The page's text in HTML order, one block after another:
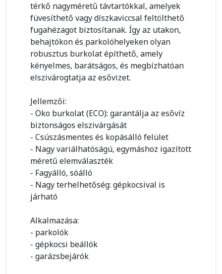
térkő nagyméretű távtartókkal, amelyek
füvesíthető vagy díszkaviccsal feltölthető
fugahézagot biztosítanak. Így az utakon,
behajtókon és parkolóhelyeken olyan
robusztus burkolat építhető, amely
kényelmes, barátságos, és megbízhatóan
elszivárogtatja az esővizet.
Jellemzői:
- Öko burkolat (ECO): garantálja az esővíz
biztonságos elszivárgását
- Csúszásmentes és kopásálló felület
- Nagy variálhatóságú, egymáshoz igazított
méretű elemválaszték
- Fagyálló, sóálló
- Nagy terhelhetőség: gépkocsival is
járható
Alkalmazása:
- parkolók
- gépkocsi beállók
- garázsbejárók